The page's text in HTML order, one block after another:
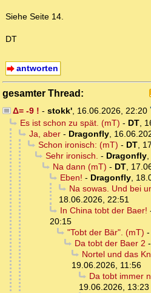
Siehe Seite 14.
DT
antworten
gesamter Thread:
Δ= -9 ! - stokk', 16.06.2026, 22:20
Es ist schon zu spät. (mT) - DT,
Ja, aber- Dragonfly,
Schon ironisch: (mT) - DT,
Sehr ironisch. - Dragonfly,
Na dann (mT) - DT,
Eben! - Dragonfly,
Na sowas. Und bei
18.06.2026, 22:51
In China tobt der Baer!
20:15
"Tobt der Bär". (mT) -
Da tobt der Baer 2 -
Nortel und das
19.06.2026, 11:56
Da tobt immer
19.06.2026, 13:23